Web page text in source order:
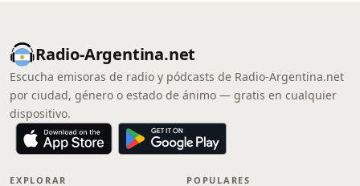
Radio-Argentina.net
Escucha emisoras de radio y pódcasts de Radio-Argentina.net
por ciudad, género o estado de ánimo — gratis en cualquier
dispositivo.
EXPLORAR POPULARES